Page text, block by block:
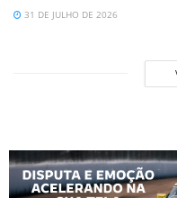
31 DE JULHO DE 2026